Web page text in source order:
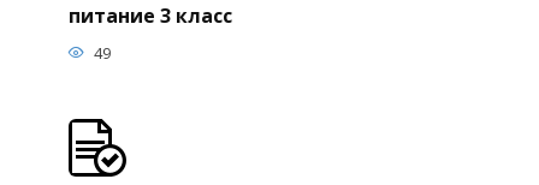
питание 3 класс
49